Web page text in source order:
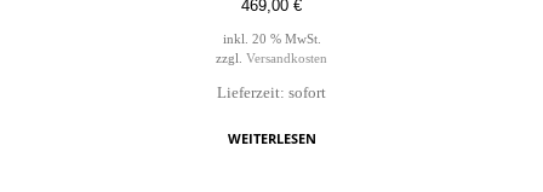
469,00 €
inkl. 20 % MwSt.
zzgl. Versandkosten
Lieferzeit: sofort
WEITERLESEN